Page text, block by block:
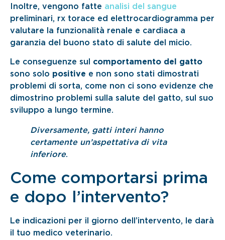
Inoltre, vengono fatte analisi del sangue
preliminari, rx torace ed elettrocardiogramma per
valutare la funzionalità renale e cardiaca a
garanzia del buono stato di salute del micio.
Le conseguenze sul comportamento del gatto
sono solo positive e non sono stati dimostrati
problemi di sorta, come non ci sono evidenze che
dimostrino problemi sulla salute del gatto, sul suo
sviluppo a lungo termine.
Diversamente, gatti interi hanno
certamente un’aspettativa di vita
inferiore.
Come comportarsi prima
e dopo l’intervento?
Le indicazioni per il giorno dell’intervento, le darà
il tuo medico veterinario.